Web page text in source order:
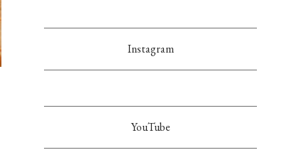
Instagram
YouTube